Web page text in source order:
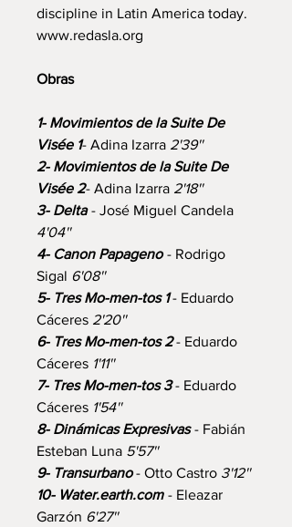
discipline in Latin America today.
www.redasla.org
Obras
1- Movimientos de la Suite De
Visée 1- Adina Izarra 2'39''
2- Movimientos de la Suite De
Visée 2- Adina Izarra 2'18''
3- Delta- José Miguel Candela
4'04''
4- Canon Papageno- Rodrigo
Sigal 6'08''
5- Tres Mo-men-tos 1- Eduardo
Cáceres 2'20''
6- Tres Mo-men-tos 2- Eduardo
Cáceres 1'11''
7- Tres Mo-men-tos 3- Eduardo
Cáceres 1'54''
8- Dinámicas Expresivas- Fabián
Esteban Luna 5'57''
9- Transurbano- Otto Castro 3'12''
10- Water.earth.com - Eleazar
Garzón 6'27''